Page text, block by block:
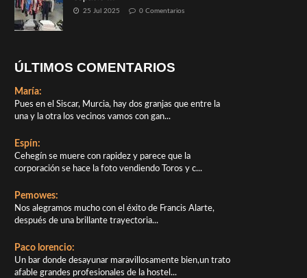
25 Jul 2025 0 Comentarios
ÚLTIMOS COMENTARIOS
María:
Pues en el Siscar, Murcia, hay dos granjas que entre la
una y la otra los vecinos vamos con gan...
Espín:
Cehegín se muere con rapidez y parece que la
corporación se hace la foto vendiendo Toros y c...
Pemowes:
Nos alegramos mucho con el éxito de Francis Alarte,
después de una brillante trayectoria...
Paco lorencio:
Un bar donde desayunar maravillosamente bien,un trato
afable grandes profesionales de la hostel...